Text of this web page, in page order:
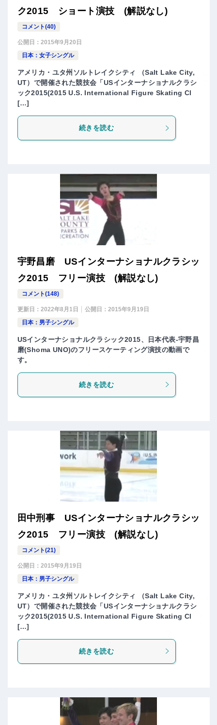
ク2015 ショート演技 (解説なし)
コメント(40)
公開日： 2015年9月20日
日本：女子シングル
アメリカ・ユタ州ソルトレイクシティ （Salt Lake City,
UT）で開催された競技会「USインターナショナルクラシ
ック2015(2015 U.S. International Figure Skating Cl
[…]
続きを読む
宇野昌磨 USインターナショナルクラシッ
ク2015 フリー演技 (解説なし)
コメント(148)
更新日： 2022年8月1日 公開日： 2015年9月19日
日本：男子シングル
USインターナショナルクラシック2015、日本代表-宇野昌
磨(Shoma UNO)のフリースケーティング演技の動画で
す。
続きを読む
田中刑事 USインターナショナルクラシッ
ク2015 フリー演技 (解説なし)
コメント(21)
公開日： 2015年9月19日
日本：男子シングル
アメリカ・ユタ州ソルトレイクシティ （Salt Lake City,
UT）で開催された競技会「USインターナショナルクラシ
ック2015(2015 U.S. International Figure Skating Cl
[…]
続きを読む